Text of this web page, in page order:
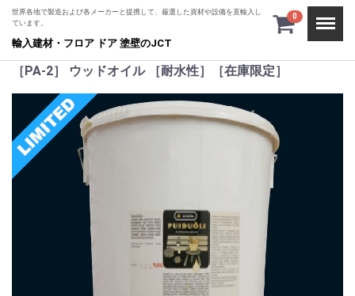
世界各地で製造および各メーカーと提携して、厳選した資材や設備を直輸入し
ています。
輸入建材・フロア ドア 塗壁のJCT
0
［PA-2］ ウッドオイル ［耐水性］［在庫限定］